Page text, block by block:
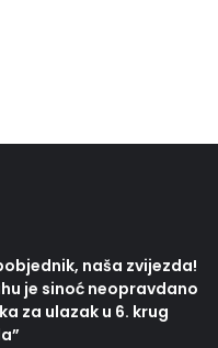
naša zvijezda!
je sinoć neopravdano
za ulazak u 6. krug